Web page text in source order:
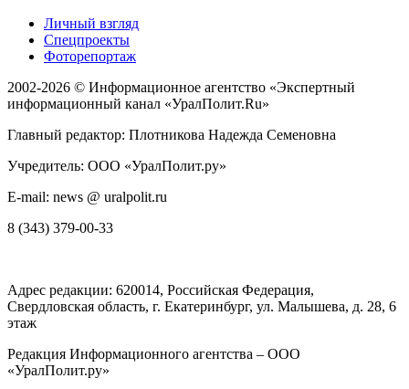
Личный взгляд
Спецпроекты
Фоторепортаж
2002-2026 © Информационное агентство «Экспертный
информационный канал «УралПолит.Ru»
Главный редактор: Плотникова Надежда Семеновна
Учредитель: ООО «УралПолит.ру»
E-mail: news @ uralpolit.ru
8 (343) 379-00-33
Адрес редакции: 620014, Российская Федерация,
Свердловская область, г. Екатеринбург, ул. Малышева, д. 28, 6
этаж
Редакция Информационного агентства – ООО
«УралПолит.ру»